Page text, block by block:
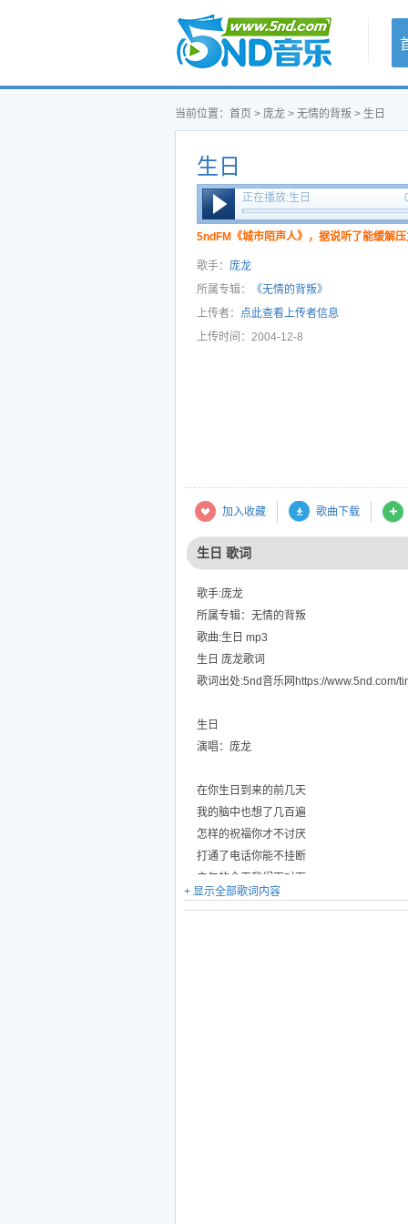
首页
当前位置： 首页 > 庞龙 > 无情的背叛 > 生日
生日
正在播放:生日
5ndFM《城市陌声人》，据说听了能缓解压
歌手： 庞龙
所属专辑：
《无情的背叛》
上传者： 点此查看上传者信息
上传时间：2004-12-8
加入收藏 歌曲下载
生日 歌词
歌手:庞龙
所属专辑：无情的背叛
歌曲:生日 mp3
生日 庞龙歌词
歌词出处:5nd音乐网https://www.5nd.com/
生日
演唱：庞龙
在你生日到来的前几天
我的脑中也想了几百遍
怎样的祝福你才不讨厌
打通了电话你能不挂断
去年的今天我们面对面
幸福的感觉象是通了电
+ 显示全部歌词内容